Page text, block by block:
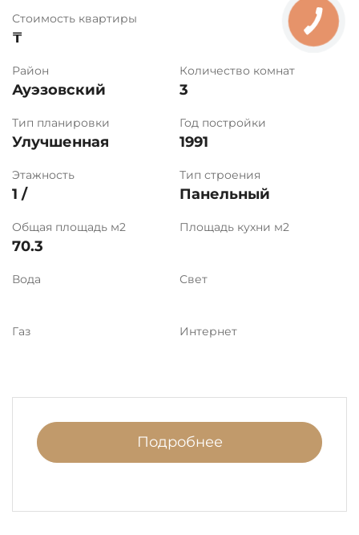
Стоимость квартиры
₸
Район
Ауэзовский
Количество комнат
3
Тип планировки
Улучшенная
Год постройки
1991
Этажность
1 /
Тип строения
Панельный
Общая площадь м2
70.3
Площадь кухни м2
Вода Свет
Газ Интернет
Подробнее